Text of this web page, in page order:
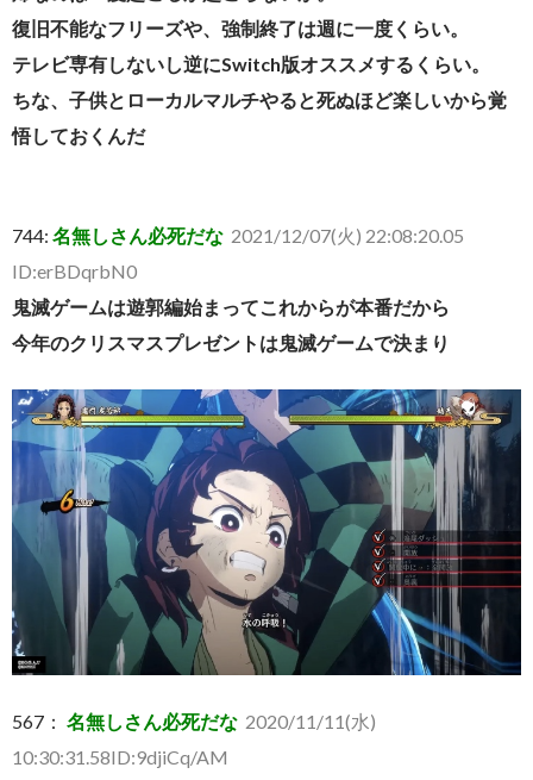
復旧不能なフリーズや、強制終了は週に一度くらい。
テレビ専有しないし逆にSwitch版オススメするくらい。
ちな、子供とローカルマルチやると死ぬほど楽しいから覚
悟しておくんだ
744: 名無しさん必死だな 2021/12/07(火) 22:08:20.05
ID:erBDqrbN0
鬼滅ゲームは遊郭編始まってこれからが本番だから
今年のクリスマスプレゼントは鬼滅ゲームで決まり
567： 名無しさん必死だな 2020/11/11(水)
10:30:31.58ID:9djiCq/AM